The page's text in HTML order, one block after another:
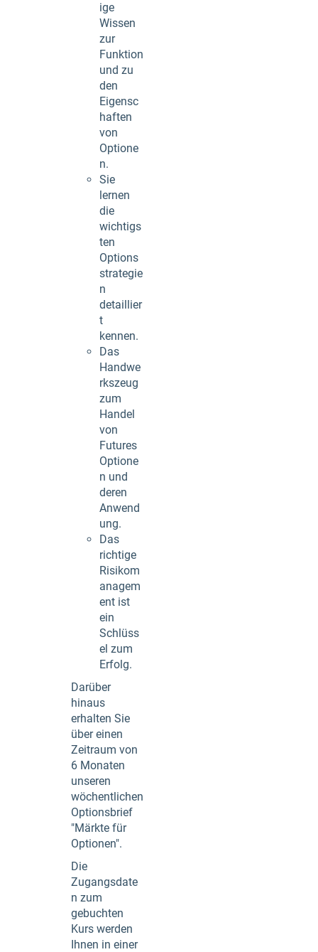
ige
Wissen
zur
Funktion
und zu
den
Eigensc
haften
von
Optione
n.
Sie
lernen
die
wichtigs
ten
Options
strategie
n
detaillier
t
kennen.
Das
Handwe
rkszeug
zum
Handel
von
Futures
Optione
n und
deren
Anwend
ung.
Das
richtige
Risikom
anagem
ent ist
ein
Schlüss
el zum
Erfolg.
Darüber
hinaus
erhalten Sie
über einen
Zeitraum von
6 Monaten
unseren
wöchentlichen
Optionsbrief
"Märkte für
Optionen".
Die
Zugangsdate
n zum
gebuchten
Kurs werden
Ihnen in einer